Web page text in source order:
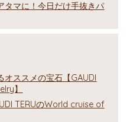
タマに！今日だけ手抜きパ
オススメの宝石【GAUDI
】
TERUのWorld cruise of